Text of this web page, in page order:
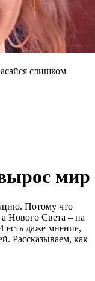
слишком
мир
Потому что
Нового Света – на
есть даже мнение,
Рассказываем, как